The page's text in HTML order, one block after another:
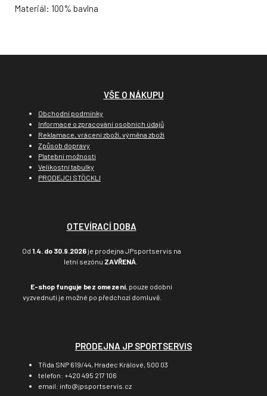
Materiál: 100% bavlna
VŠE O NÁKUPU
Obchodní podmínky
Informace o zpracování osobních údajů
Reklamace, vrácení zboží, výměna zboží
Způsob dopravy
Platební možnosti
Velikostní tabulky
PRODEJCI STÖCKLI
OTEVÍRACÍ DOBA
Od 1.4. do 30.9.2026je prodejna JPsportservis na
letní sezónu ZAVŘENÁ
E-shop funguje bez omezení , pouze odobní
vyzvednutí je možné po předchozí domluvě.
PRODEJNA JP SPORTSERVIS
Třída SNP 619/44, Hradec Králové, 500 03
telefon: +420 495 217 106
email: info@jpsportservis.cz